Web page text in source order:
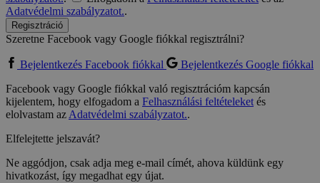
Adatvédelmi szabályzatot..
Regisztráció
Szeretne Facebook vagy Google fiókkal regisztrálni?
Bejelentkezés Facebook fiókkal
Bejelentkezés Google fiókkal
Facebook vagy Google fiókkal való regisztrációm kapcsán
kijelentem, hogy elfogadom a Felhasználási feltételeketés
elolvastam azAdatvédelmi szabályzatot..
Elfelejtette jelszavát?
Ne aggódjon, csak adja meg e-mail címét, ahova küldünk egy
hivatkozást, így megadhat egy újat.